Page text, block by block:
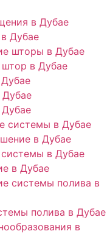
в Дубае
Дубае
шторы в Дубае
в Дубае
системы в Дубае
в Дубае
в Дубае
в Дубае
системы полива в
полива в Дубае
в